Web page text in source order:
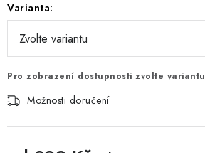
Věrnostní slevy
Varianta:
Pro zobrazení dostupnosti zvolte variantu
Možnosti doručení